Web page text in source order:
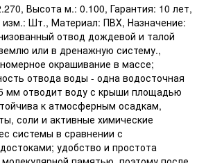
Высота м.: 0.100, Гарантия: 10 лет,
Шт., Материал: ПВХ, Назначение:
отвод дождевой и талой
или в дренажную систему.,
окрашивание в массе;
отвода воды - одна водосточная
мм отводит воду с крыши площадью
к атмосферным осадкам,
соли и активные химические
системы в сравнении с
удобство и простота